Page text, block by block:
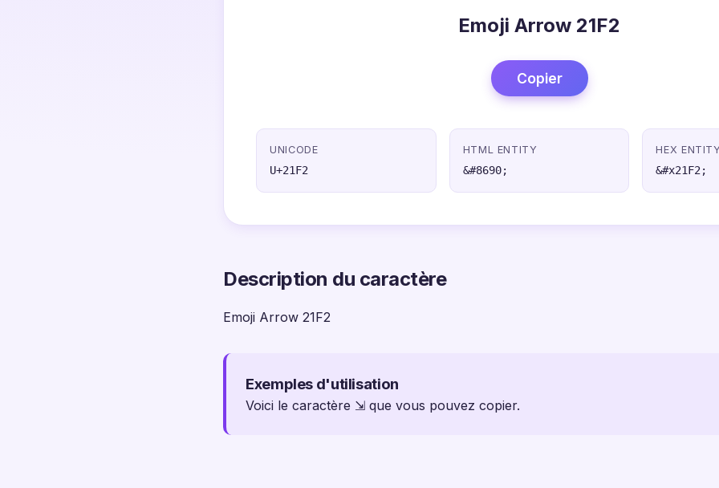
Emoji Arrow 21F2
Copier
UNICODE
U+21F2
HTML ENTITY
&#8690;
HEX
&#x21F2;
Description du caractère
Emoji Arrow 21F2
Exemples d'utilisation
Voici le caractère ⇲ que vous pouvez copier.